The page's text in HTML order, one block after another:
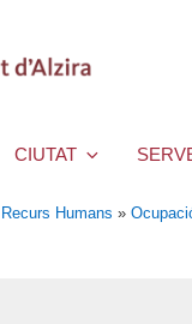
CIUTAT
Recurs Humans »